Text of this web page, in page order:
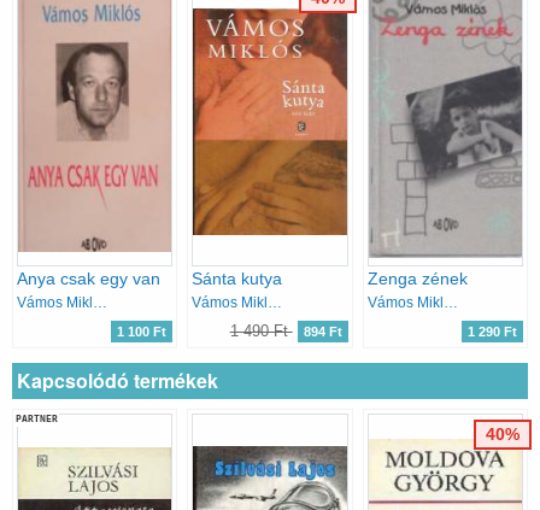
Anya csak egy van
Vámos Miklós
1 100 Ft
Sánta kutya
Vámos Miklós
1 490 Ft 894 Ft
Zenga zének
Vámos Miklós
1 290 Ft
Kapcsolódó termékek
PARTNER
40%